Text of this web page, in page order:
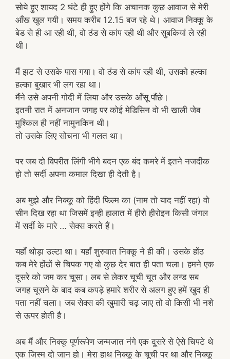
सोये हुए शायद 2 घंटे ही हुए होंगे कि अचानक कुछ आवाज से मेरी
आँख खुल गयी। समय करीब 12.15 बज रहे थे। आवाज निक्कू के
बेड से ही आ रही थी, वो ठंड से कांप रही थी और सुबकियां ले रही
थी।
मैं झट से उसके पास गया। वो ठंड से कांप रही थी, उसको हल्का
हल्का बुखार भी लग रहा था।
मैंने उसे अपनी गोदी में लिया और उसके आँसू पौंछे।
इतनी रात में अनजान जगह पर कोई मेडिसिन वो भी खाली जेब
मुश्किल ही नहीं नामुनकिन थी।
तो उसके लिए सोचना भी गलत था।
पर जब दो विपरीत लिंगी भीगे बदन एक बंद कमरे में इतने नजदीक
हो तो सर्दी अपना कमाल दिखा ही देती है।
अब मुझे और निक्कू को हिंदी फिल्म का (नाम तो याद नहीं रहा) वो
सीन दिख रहा था जिसमें इन्ही हालात में हीरो हीरोइन किसी जंगल
में सर्दी के मारे … सेक्स करते हैं।
यहाँ थोड़ा उल्टा था। यहाँ शुरुवात निक्कू ने ही की। उसके होंठ
कब मेरे होंठों से चिपक गए वो कुछ देर बात ही पता चला। हमने एक
दूसरे को जम कर चूसा। लब से लेकर चूची चूत और लन्ड सब
जगह चूसने के बाद कब कपड़े हमारे शरीर से अलग हुए हमें खुद ही
पता नहीं चला। जब सेक्स की खुमारी चढ़ जाए तो वो किसी भी नशे
से ऊपर होती है।
अब मैं और निक्कू पूर्णरूपेण जन्मजात नंगे एक दूसरे से ऐसे चिपटे थे
एक जिस्म दो जान हो। मेरा हाथ निक्कू के चूची पर था और निक्कू